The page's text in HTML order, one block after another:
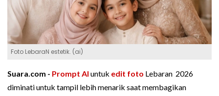
Foto LebaraN estetik. (ai)
Suara.com - Prompt AI untuk edit foto Lebaran 2026
diminati untuk tampil lebih menarik saat membagikan